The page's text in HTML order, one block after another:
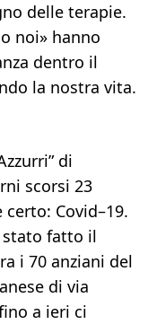
delle terapie.
noi» hanno
dentro il
la nostra vita.
di
scorsi 23
Covid–19.
fatto il
i 70 anziani del
di via
a ieri ci